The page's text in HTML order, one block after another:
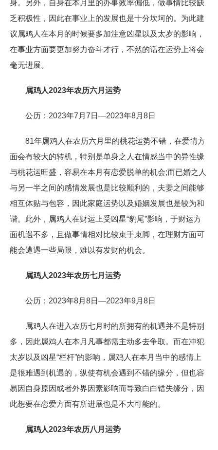
身。另外，自身在本月里的办事效率偏低，做事情比较缺
乏积极性，因此在事业上的发展也是十分坎坷的。为此建
议属鸡人在本月的时候要多加注意凶星以及太岁的影响，
在事业方面要更加努力奋斗才行，不然的话在运势上将会
毫无进展。
属鸡人2023年农历六月运势
公历：2023年7月7日—2023年8月8日
81年属鸡人在农历六月里的桃花运势不错，在爱情方
面会有较大的转机，特别是单身之人在情感当中的异性缘
与桃花运旺盛，容易在本月有恋爱脱单的机会;而已婚之人
与另一半之间的感情发展也是比较顺利的，夫妻之间能够
相互体贴与包容，因此家庭运势以及婚姻发展也是较为和
谐。此外，属鸡人在财运上受凶星“豹尾”影响，于财运方
面机遇不多，且做事情相对比较束手束脚，在理财方面可
能会遭遇一些局限，难以有发财的机会。
属鸡人2023年农历七月运势
公历：2023年8月8日—2023年9月8日
属鸡人在进入农历七月时的所拥有的机遇并不是特别
多，因此属鸡人在本月凡事都需主动多去争取。而在冲犯
太岁以及凶星“栏杆”的影响，属鸡人在本月当中的感情上
是很难遇到机遇的，纵使有机会遇到不错的缘分，但也容
易因自身原因或者外界因素影响而导致白白错失缘分，因
此想要在恋爱方面有所进展也是不大可能的。
属鸡人2023年农历八月运势